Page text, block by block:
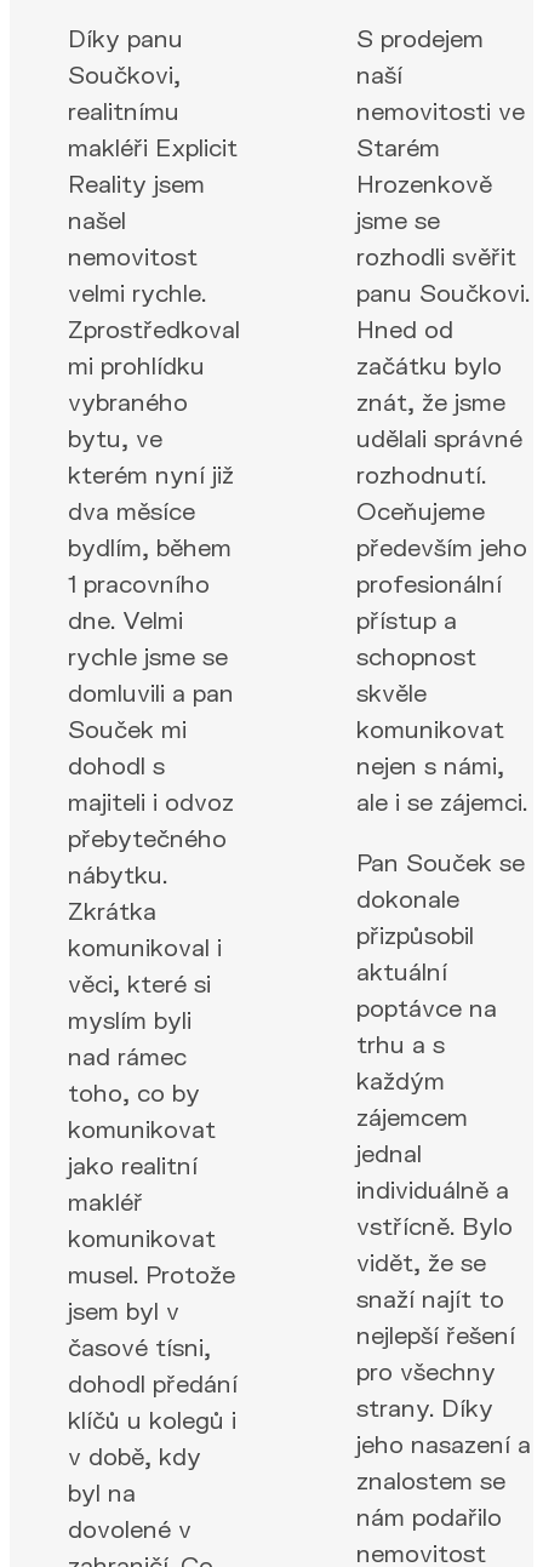
Díky panu
Součkovi,
realitnímu
makléři Explicit
Reality jsem
našel
nemovitost
velmi rychle.
Zprostředkoval
mi prohlídku
vybraného
bytu, ve
kterém nyní již
dva měsíce
bydlím, během
1 pracovního
dne. Velmi
rychle jsme se
domluvili a pan
Souček mi
dohodl s
majiteli i odvoz
přebytečného
nábytku.
Zkrátka
komunikoval i
věci, které si
myslím byli
nad rámec
toho, co by
komunikovat
jako realitní
makléř
komunikovat
musel. Protože
jsem byl v
časové tísni,
dohodl předání
klíčů u kolegů i
v době, kdy
byl na
dovolené v
S prodejem
naší
nemovitosti ve
Starém
Hrozenkově
jsme se
rozhodli svěřit
panu Součkovi.
Hned od
začátku bylo
znát, že jsme
udělali správné
rozhodnutí.
Oceňujeme
především jeho
profesionální
přístup a
schopnost
skvěle
komunikovat
nejen s námi,
ale i se zájemci.
Pan Souček se
dokonale
přizpůsobil
aktuální
poptávce na
trhu a s
každým
zájemcem
jednal
individuálně a
vstřícně. Bylo
vidět, že se
snaží najít to
nejlepší řešení
pro všechny
strany. Díky
jeho nasazení a
znalostem se
nám podařilo
nemovitost